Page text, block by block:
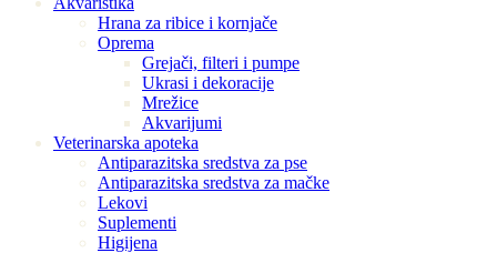
Hrana za ribice i kornjače
Oprema
Grejači, filteri i pumpe
Ukrasi i dekoracije
Mrežice
Akvarijumi
Veterinarska apoteka
Antiparazitska sredstva za pse
Antiparazitska sredstva za mačke
Lekovi
Suplementi
Higijena